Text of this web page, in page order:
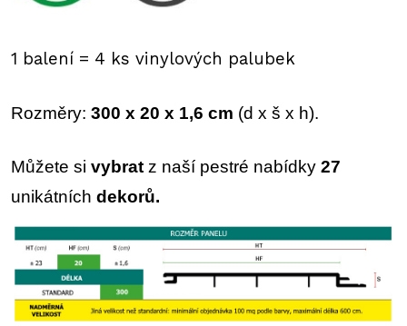
1 balení = 4 ks vinylových palubek
Rozměry: 300 x 20 x 1,6 cm (d x š x h).
Můžete si vybrat z naší pestré nabídky 27
unikátních dekorů.